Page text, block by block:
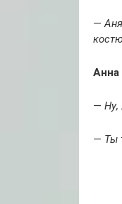
—
Анна
— Ну,
— Ты